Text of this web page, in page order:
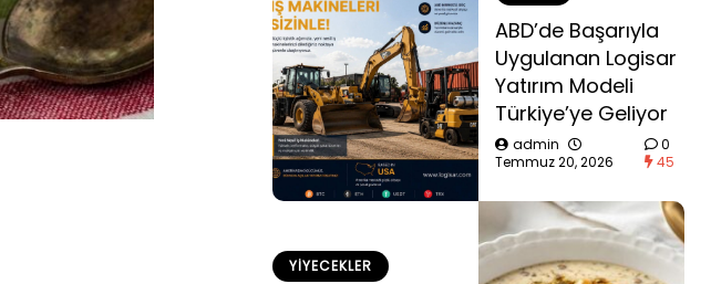
ABD’de Başarıyla
Uygulanan Logisar
Yatırım Modeli
Türkiye’ye Geliyor
admin
Temmuz 20, 2026
0
45
YIYECEKLER